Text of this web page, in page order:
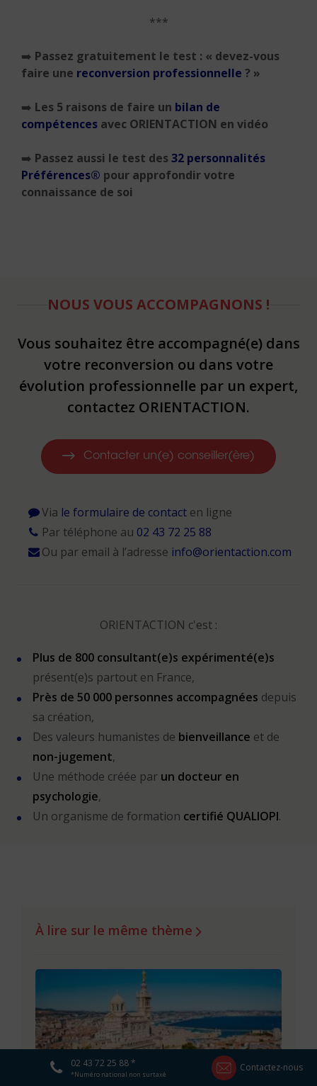
***
➡️ Passez gratuitement le test : « devez-vous
faire une reconversion professionnelle ? »
➡️ Les 5 raisons de faire un bilan de
compétences avec ORIENTACTION en vidéo
➡️ Passez aussi le test des 32 personnalités
Préférences® pour approfondir votre
connaissance de soi
NOUS VOUS ACCOMPAGNONS !
Vous souhaitez être accompagné(e) dans
votre reconversion ou dans votre
évolution professionnelle par un expert,
contactez ORIENTACTION.
Contacter un(e) conseiller(ère)
Via le formulaire de contacten ligne
Par téléphone au 02 43 72 25 88
Ou par email à l’adresse info@orientaction.com
ORIENTACTION c'est :
Plus de 800 consultant(e)s expérimenté(e)s
présent(e)s partout en France,
Près de 50 000 personnes accompagnées depuis
sa création,
Des valeurs humanistes de bienveillance et de
non-jugement,
Une méthode créée par un docteur en
psychologie,
Un organisme de formation certifié QUALIOPI.
À lire sur le même thème
02 43 72 25 88 *
*Numéro national non surtaxé
Contactez-nous